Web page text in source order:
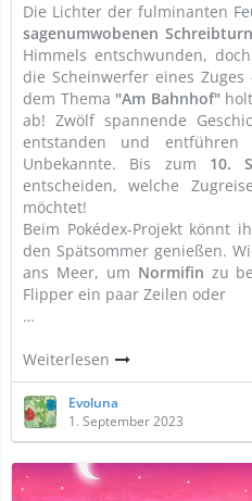
Die Lichter der fulminanten
sagenumwobenen
Himmels entschwunden,
die Scheinwerfer eines
dem Thema "Am Bahnhof"
ab! Zwölf spannende
entstanden und
Unbekannte. Bis zum 10.
entscheiden, welche
möchtet!
Beim Pokédex-Projekt könnt
den Spätsommer genießen.
ans Meer, um Normifin zu
Flipper ein paar Zeilen oder
…
Weiterlesen
Evoluna
1. September 2023